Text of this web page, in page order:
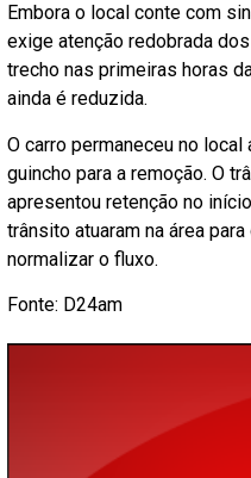
Embora o local conte com
exige atenção redobrada
trecho nas primeiras horas
ainda é reduzida.
O carro permaneceu no local
guincho para a remoção. O
apresentou retenção no
trânsito atuaram na área
normalizar o fluxo.
Fonte: D24am